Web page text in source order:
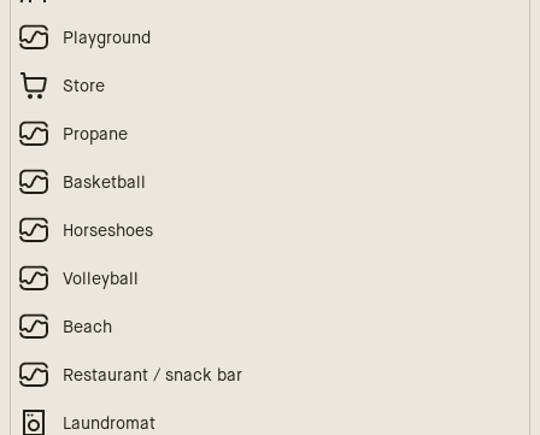
Playground
Store
Propane
Basketball
Horseshoes
Volleyball
Beach
Restaurant / snack bar
Laundromat